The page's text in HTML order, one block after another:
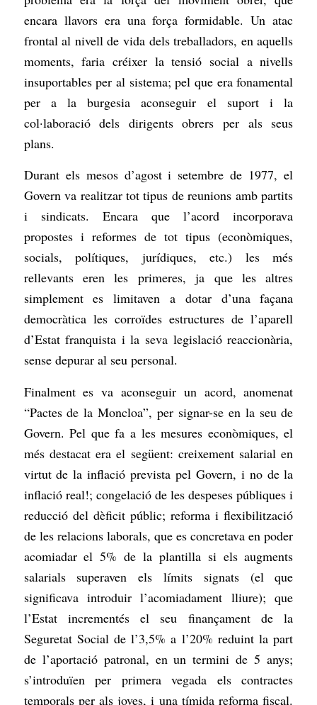
encara llavors era una força formidable. Un atac
frontal al nivell de vida dels treballadors, en aquells
moments, faria créixer la tensió social a nivells
insuportables per al sistema; pel que era fonamental
per a la burgesia aconseguir el suport i la
col·laboració dels dirigents obrers per als seus
plans.
Durant els mesos d’agost i setembre de 1977, el
Govern va realitzar tot tipus de reunions amb partits
i sindicats. Encara que l’acord incorporava
propostes i reformes de tot tipus (econòmiques,
socials, polítiques, jurídiques, etc.) les més
rellevants eren les primeres, ja que les altres
simplement es limitaven a dotar d’una façana
democràtica les corroïdes estructures de l’aparell
d’Estat franquista i la seva legislació reaccionària,
sense depurar al seu personal.
Finalment es va aconseguir un acord, anomenat
“Pactes de la Moncloa”, per signar-se en la seu de
Govern. Pel que fa a les mesures econòmiques, el
més destacat era el següent: creixement salarial en
virtut de la inflació prevista pel Govern, i no de la
inflació real!; congelació de les despeses públiques i
reducció del dèficit públic; reforma i flexibilització
de les relacions laborals, que es concretava en poder
acomiadar el 5% de la plantilla si els augments
salarials superaven els límits signats (el que
significava introduir l’acomiadament lliure); que
l’Estat incrementés el seu finançament de la
Seguretat Social de l’3,5% a l’20% reduint la part
de l’aportació patronal, en un termini de 5 anys;
s’introduïen per primera vegada els contractes
temporals per als joves, i una tímida reforma fiscal.